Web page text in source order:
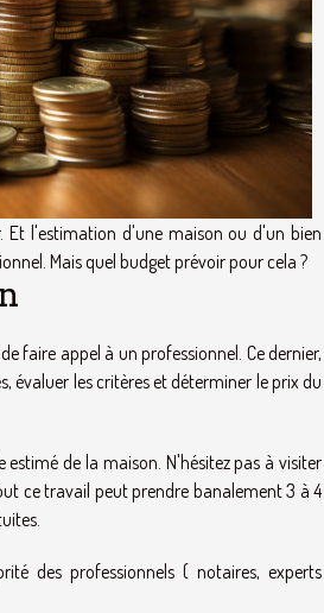
l'estimation d'une maison ou d'un bien
Mais quel budget prévoir pour cela ?
faire appel à un professionnel. Ce dernier,
évaluer les critères et déterminer le prix du
de la maison. N'hésitez pas à visiter
ce travail peut prendre banalement 3 à 4
des professionnels ( notaires, experts